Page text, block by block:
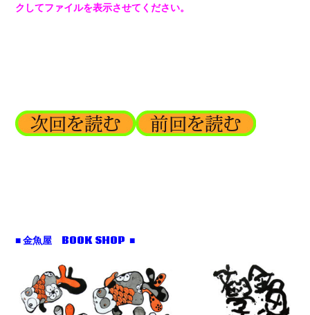
クしてファイルを表示させてください。
■ 金魚屋 BOOK SHOP ■